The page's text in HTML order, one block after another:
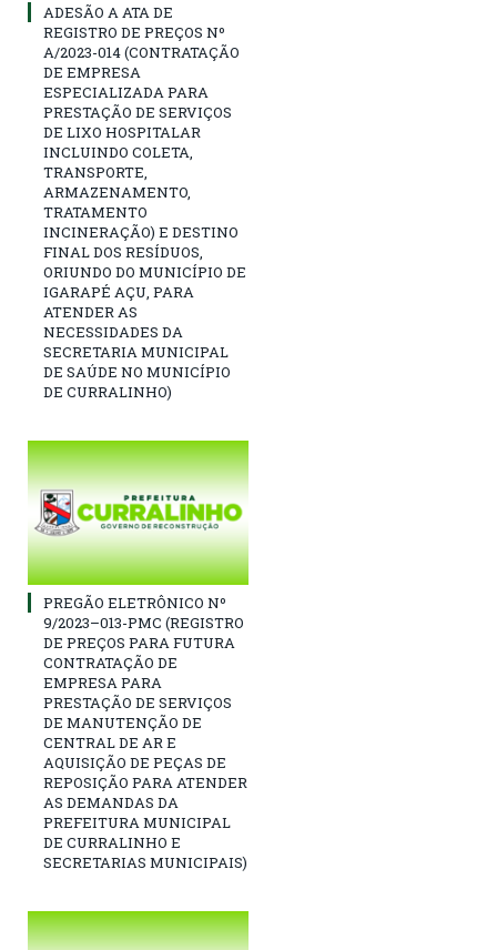
ADESÃO A ATA DE
REGISTRO DE PREÇOS Nº
A/2023-014 (CONTRATAÇÃO
DE EMPRESA
ESPECIALIZADA PARA
PRESTAÇÃO DE SERVIÇOS
DE LIXO HOSPITALAR
INCLUINDO COLETA,
TRANSPORTE,
ARMAZENAMENTO,
TRATAMENTO
INCINERAÇÃO) E DESTINO
FINAL DOS RESÍDUOS,
ORIUNDO DO MUNICÍPIO DE
IGARAPÉ AÇU, PARA
ATENDER AS
NECESSIDADES DA
SECRETARIA MUNICIPAL
DE SAÚDE NO MUNICÍPIO
DE CURRALINHO)
PREGÃO ELETRÔNICO Nº
9/2023–013-PMC (REGISTRO
DE PREÇOS PARA FUTURA
CONTRATAÇÃO DE
EMPRESA PARA
PRESTAÇÃO DE SERVIÇOS
DE MANUTENÇÃO DE
CENTRAL DE AR E
AQUISIÇÃO DE PEÇAS DE
REPOSIÇÃO PARA ATENDER
AS DEMANDAS DA
PREFEITURA MUNICIPAL
DE CURRALINHO E
SECRETARIAS MUNICIPAIS)